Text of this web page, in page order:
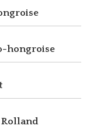
hongroise
Rolland